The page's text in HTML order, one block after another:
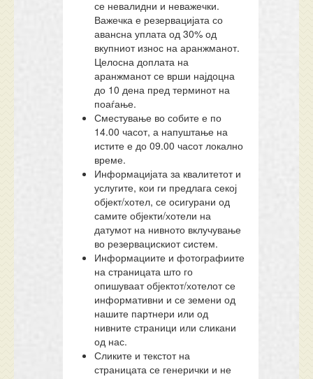
се невалидни и неважечки.
Важечка е резервацијата со
авансна уплата од 30% од
вкупниот износ на аранжманот.
Целосна доплата на
аранжманот се врши најдоцна
до 10 дена пред терминот на
поаѓање.
Сместување во собите е по
14.00 часот, а напуштање на
истите е до 09.00 часот локално
време.
Информацијата за квалитетот и
услугите, кои ги предлага секој
објект/хотел, се осигурани од
самите објекти/хотели на
датумот на нивното вклучување
во резервацискиот систем.
Информациите и фотографиите
на страницата што го
опишуваат објектот/хотелот се
информативни и се земени од
нашите партнери или од
нивните страници или сликани
од нас.
Сликите и текстот на
страницата се генерички и не